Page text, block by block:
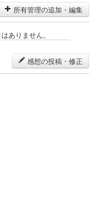
所有管理の追加・編集
ありません。
感想の投稿・修正